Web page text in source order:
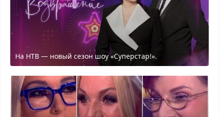
На НТВ — новый сезон шоу «Суперстар!».